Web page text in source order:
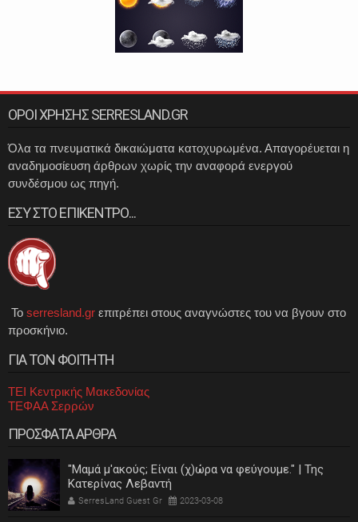
ΟΡΟΙ ΧΡΗΣΗΣ SERRESLAND.GR
Όλα τα πνευματικά δικαιώματα κατοχυρωμένα. Απαγορέυεται η
αναδημοσίευση άρθρων χωρίς την αναφορά ενεργού
συνδέσμου ως πηγή.
ΕΣΥ ΣΤΟ ΕΠΙΚΕΝΤΡΟ...
Το serresland.gr επιτρέπει στους αναγνώστες του να βγουν στο
προσκήνιο.
ΓΙΑ ΤΟΝ ΦΟΙΤΗΤΗ
ΤΕΙ Κεντρικής Μακεδονίας
ΤΕΦΑΑ Σερρών
ΠΡΟΣΦΑΤΑ ΑΡΘΡΑ
"Μαμά μ'ακούς; Είναι (χ)ώρα να φεύγουμε." | Της
Κατερίνας Λεβαντή
SerresLand Guest Gr 2023-03-08